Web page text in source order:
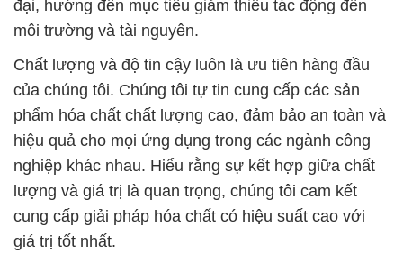
đại, hướng đến mục tiêu giảm thiểu tác động đến
môi trường và tài nguyên.
Chất lượng và độ tin cậy luôn là ưu tiên hàng đầu
của chúng tôi. Chúng tôi tự tin cung cấp các sản
phẩm hóa chất chất lượng cao, đảm bảo an toàn và
hiệu quả cho mọi ứng dụng trong các ngành công
nghiệp khác nhau. Hiểu rằng sự kết hợp giữa chất
lượng và giá trị là quan trọng, chúng tôi cam kết
cung cấp giải pháp hóa chất có hiệu suất cao với
giá trị tốt nhất.